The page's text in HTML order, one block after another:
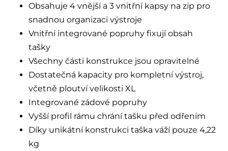
Obsahuje 4 vnější a 3 vnitřní kapsy na zip pro
snadnou organizaci výstroje
Vnitřní integrované popruhy fixují obsah
tašky
Všechny části konstrukce jsou opravitelné
Dostatečná kapacity pro kompletní výstroj,
včetně ploutví velikosti XL
Integrované zádové popruhy
Vyšší profil rámu chrání tašku před odřením
Díky unikátní konstrukci taška váží pouze 4,22
kg